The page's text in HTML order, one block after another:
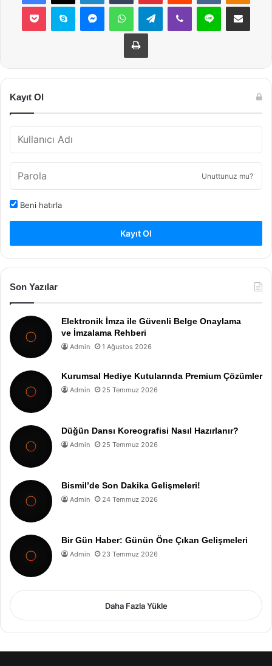
Pocket Skype MessengerWhatsAppTelegramViber Line E-Posta ile
Yazdır
Kayıt Ol
Unuttunuz mu?
Beni hatırla
Kayıt Ol
Son Yazılar
Elektronik İmza ile Güvenli Belge Onaylama
ve İmzalama Rehberi
Admin 1 Ağustos 2026
Kurumsal Hediye Kutularında Premium Çözümler
Admin 25 Temmuz 2026
Düğün Dansı Koreografisi Nasıl Hazırlanır?
Admin 25 Temmuz 2026
Bismil’de Son Dakika Gelişmeleri!
Admin 24 Temmuz 2026
Bir Gün Haber: Günün Öne Çıkan Gelişmeleri
Admin 23 Temmuz 2026
Daha Fazla Yükle